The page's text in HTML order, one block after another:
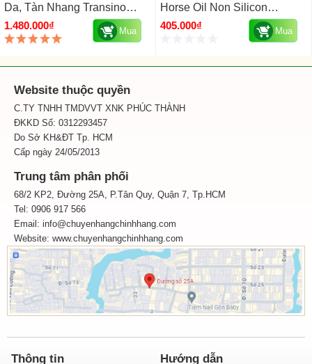
Da, Tàn Nhang Transino
Whitening Nhật Bản 240 Viên
1.480.000₫ Mua
Horse Oil Non Silicon
Hokkaido 600ml Nhật Bản
405.000₫ Mua
Website thuộc quyền
C.TY TNHH TMDVVT XNK PHÚC THÀNH
ĐKKD Số: 0312293457
Do Sở KH&ĐT Tp. HCM
Cấp ngày 24/05/2013
Trung tâm phân phối
68/2 KP2, Đường 25A, P.Tân Quy, Quận 7, Tp.HCM
Tel: 0906 917 566
Email: info@chuyenhangchinhhang.com
Website: www.chuyenhangchinhhang.com
Thông tin Hướng dẫn